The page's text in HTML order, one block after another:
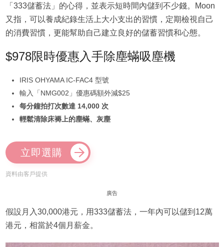
「333儲蓄法」的心得，並表示短時間內儲到不少錢。Moon
又指，可以養成紀錄生活上大小支出的習慣，定期檢視自己
的消費習慣，更能幫助自己建立良好的儲蓄習慣和心態。
$978限時優惠入手除塵蟎吸塵機
IRIS OHYAMA IC-FAC4 型號
輸入「NMG002」優惠碼額外減$25
每分鐘拍打次數達 14,000 次
輕鬆清除床褥上的塵蟎、灰塵
立即選購
資料由客戶提供
廣告
假設月入30,000港元，用333儲蓄法，一年內可以儲到12萬
港元，相當於4個月薪金。